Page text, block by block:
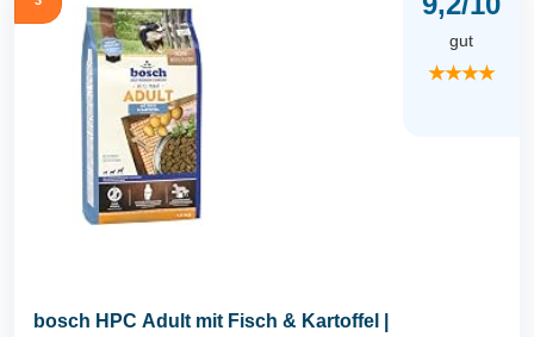
gut
★★★★
bosch HPC Adult mit Fisch & Kartoffel |